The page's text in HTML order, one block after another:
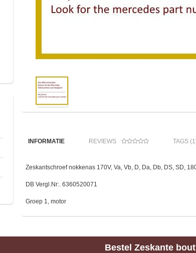
INFORMATIE REVIEWS TAGS
Zeskantschroef nokkenas 170V, Va, Vb, D, Da, Db, DS, SD,
DB Vergl.Nr:. 6360520071
Groep 1, motor
Bestel Zeskante